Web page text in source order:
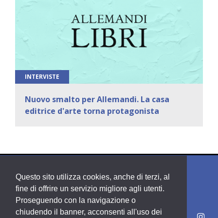
Questo sito utilizza cookies, anche di terzi, al
fine di offrire un servizio migliore agli utenti.
Proseguendo con la navigazione o
chiudendo il banner, acconsenti all'uso dei
INTERVISTE
Nuovo smalto per Allemandi. La casa
editrice d'arte torna protagonista